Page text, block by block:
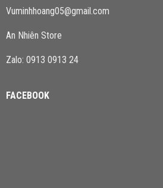
Vuminhhoang05@gmail.com
An Nhiên Store
Zalo: 0913 0913 24
FACEBOOK